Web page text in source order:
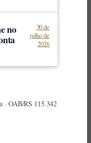
no
30 de
julho de
2026
· OAB/RS 115.342